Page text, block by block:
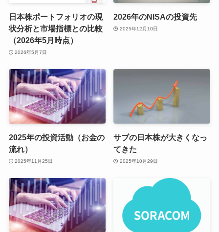
日本株ポートフォリオの現
状分析と市場指標との比較
（2026年5月時点）
2026年5月7日
2026年のNISAの投資先
2025年12月10日
2025年の投資活動（お金の
流れ）
2025年11月25日
サブの日本株が大きくなっ
てきた
2025年10月29日